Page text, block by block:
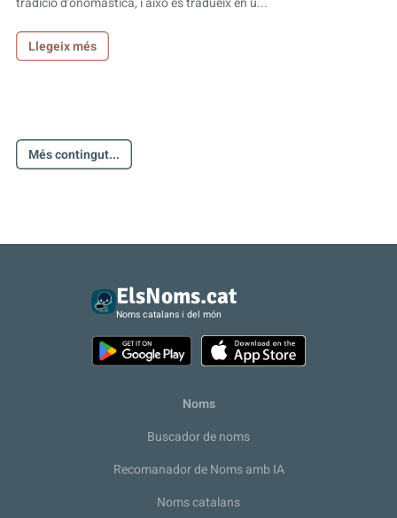
Llegeix més
Més contingut...
ElsNoms.cat
Noms catalans i del món
Noms
Buscador de noms
Recomanador de Noms amb IA
Noms catalans